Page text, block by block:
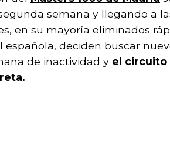
semana y llegando a
en su mayoría eliminados
española, deciden buscar
de inactividad y el circuito